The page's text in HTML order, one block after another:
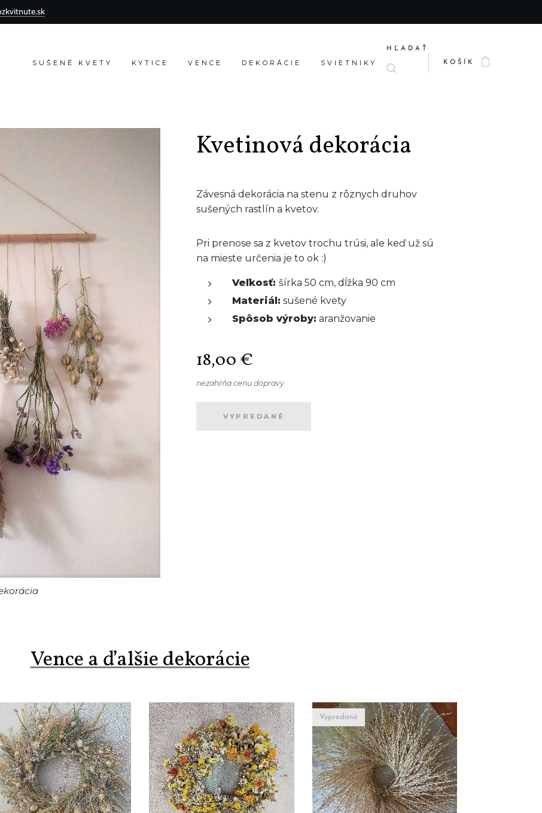
SUŠENÉ KVETY KYTICE VENCE DEKORÁCIE SVIETNIKY
HĽADAŤ
KOŠÍK
Kvetinová dekorácia
Závesná dekorácia na stenu z rôznych druhov
sušených rastlín a kvetov.
Pri prenose sa z kvetov trochu trúsi, ale keď už sú
na mieste určenia je to ok :)
Veľkosť:šírka 50 cm, dĺžka 90 cm
Materiál: sušené kvety
Spôsob výroby: aranžovanie
18,00 €
nezahŕňa cenu dopravy
VYPREDANÉ
Vence a ďalšie dekorácie
Vypredané